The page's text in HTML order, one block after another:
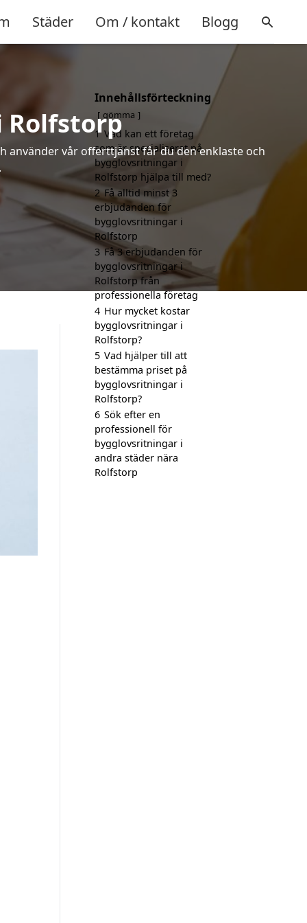
Städer Om / kontakt Blogg
Rolfstorp
använder vår offerttjänst får du den enklaste och
Innehållsförteckning
gömma
1 Vad kan ett företag
som är specialiserat på
bygglovsritningar i
Rolfstorp hjälpa till med?
2 Få alltid minst 3
erbjudanden för
bygglovsritningar i
Rolfstorp
3 Få 3 erbjudanden för
bygglovsritningar i
Rolfstorp från
professionella företag
4 Hur mycket kostar
bygglovsritningar i
Rolfstorp?
5 Vad hjälper till att
bestämma priset på
bygglovsritningar i
Rolfstorp?
6 Sök efter en
professionell för
bygglovsritningar i
andra städer nära
Rolfstorp